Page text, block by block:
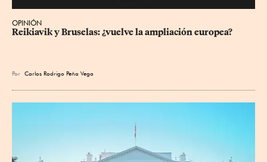
OPINIÓN
Reikiavik y Bruselas: ¿vuelve la ampliación europea?
Por Carlos Rodrigo Peña Vega